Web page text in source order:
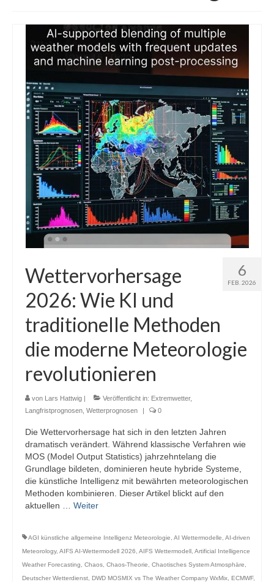
Die Kältepole der Nordhalbkugel: Kanadische
Arktis und Sibirien
Ellesmere Island – Die nördlichste Wildnis
Kanadas
Die Natur der Hudson-Bay und umliegender
Regionen
Die Laptewsee: Die Eisfabrik der Arktis
EisSued
Schneehöhen
Ostsee
Temperaturen in der Arktis und Antarktis
Webcams
Impressum
6
FEB. 2026
Wettervorhersage
2026: Wie KI und
traditionelle Methoden
die moderne Meteorologie
revolutionieren
von Lars Hattwig | Veröffentlicht in: Extremwetter,
Langfristprognosen Wetterprognosen | 0
Die Wettervorhersage hat sich in den letzten Jahren
dramatisch verändert. Während klassische Verfahren wie
MOS (Model Output Statistics) jahrzehntelang die
Grundlage bildeten, dominieren heute hybride Systeme,
die künstliche Intelligenz mit bewährten meteorologischen
Methoden kombinieren. Dieser Artikel blickt auf den
aktuellen … Weiter
AGI künstliche allgemeine Intelligenz Meteorologie AI Wettermodelle AI-driven
Meteorology, AIFS AI-Wettermodell 2026 AIFS Wettermodell Artificial Intelligence
Weather Forecasting
Chaos Chaos-Theorie Chaotisches System Atmosphäre
Deutscher Wetterdienst DWD MOSMIX vs The Weather Company WxMix ECMWF,